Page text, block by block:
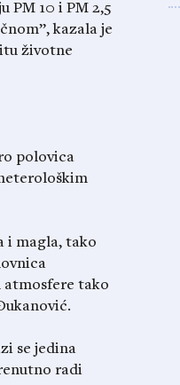
10 i PM 2,5
kazala je
životne
polovica
i magla, tako
atmosfere tako
se jedina
radi